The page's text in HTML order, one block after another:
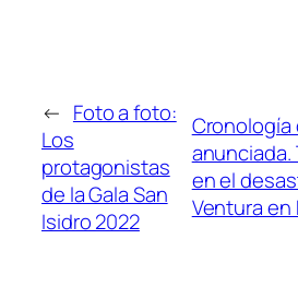
← Foto a foto:
Los
protagonistas
de la Gala San
Isidro 2022
Cronología
anunciada.
en el
Ventura en